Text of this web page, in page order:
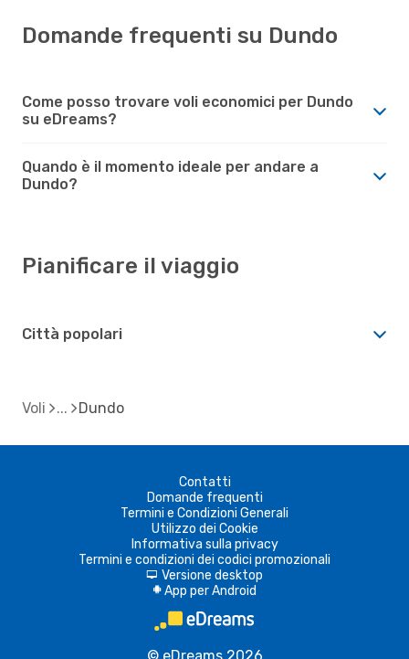
Domande frequenti su Dundo
Come posso trovare voli economici per Dundo
su eDreams?
Quando è il momento ideale per andare a
Dundo?
Pianificare il viaggio
Città popolari
Voli Dundo
Contatti
Domande frequenti
Termini e Condizioni Generali
Utilizzo dei Cookie
Informativa sulla privacy
Termini e condizioni dei codici promozionali
d Versione desktop
A App per Android